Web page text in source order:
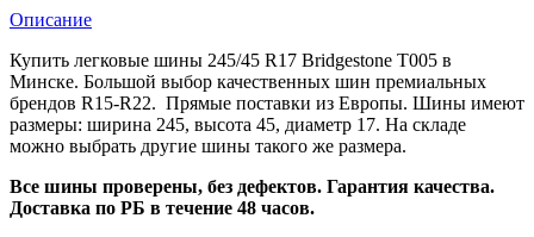
Описание
Купить легковые шины 245/45 R17 Bridgestone T005 в
Минске. Большой выбор качественных шин премиальных
брендов R15-R22. Прямые поставки из Европы. Шины имеют
размеры: ширина 245, высота 45, диаметр 17. На складе
можно выбрать другие шины такого же размера.
Все шины проверены, без дефектов. Гарантия качества.
Доставка по РБ в течение 48 часов.